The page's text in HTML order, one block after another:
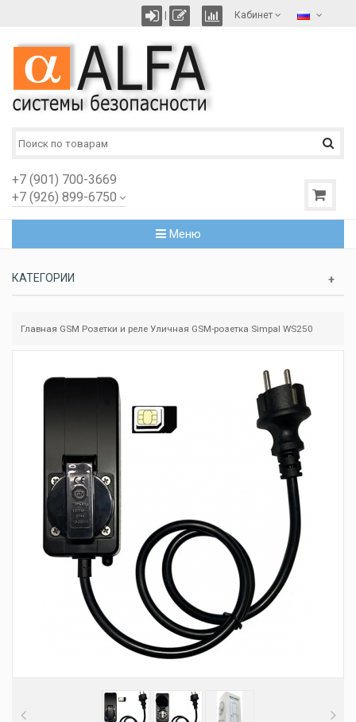
Кабинет
+7 (901) 700-3669
+7 (926) 899-6750
Меню
КАТЕГОРИИ
Главная GSM Розетки и реле Уличная GSM-розетка Simpal WS250